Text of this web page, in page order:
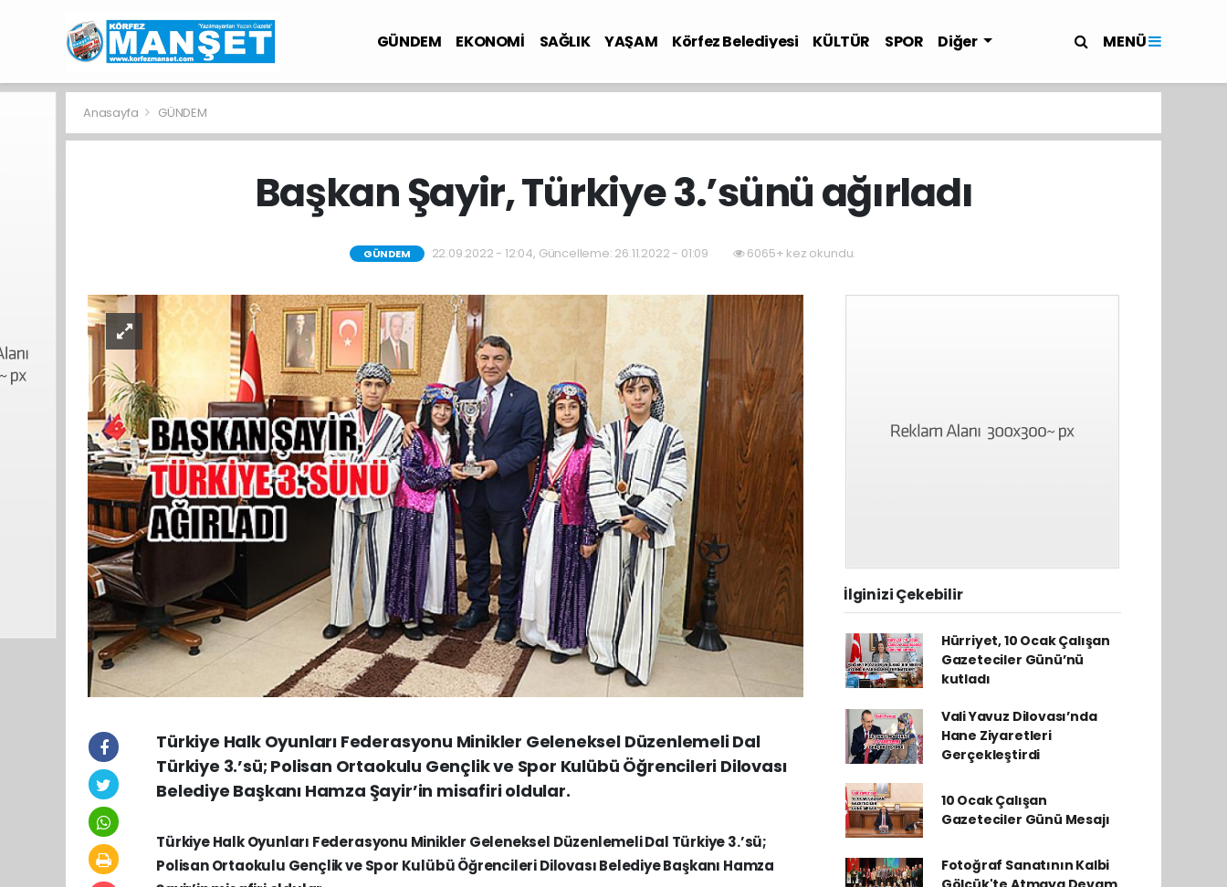
GÜNDEM EKONOMİ SAĞLIK YAŞAM Körfez Belediyesi KÜLTÜR SPOR Diğer MENÜ
Anasayfa GÜNDEM
Başkan Şayir, Türkiye 3.’sünü ağırladı
GÜNDEM 22.09.2022 - 12:04, Güncelleme: 26.11.2022 - 01:09 6065+ kez okundu.
Türkiye Halk Oyunları Federasyonu Minikler Geleneksel Düzenlemeli Dal
Türkiye 3.’sü; Polisan Ortaokulu Gençlik ve Spor Kulübü Öğrencileri Dilovası
Belediye Başkanı Hamza Şayir’in misafiri oldular.
Türkiye Halk Oyunları Federasyonu Minikler Geleneksel Düzenlemeli Dal Türkiye 3.’sü;
Polisan Ortaokulu Gençlik ve Spor Kulübü Öğrencileri Dilovası Belediye Başkanı Hamza
İlginizi Çekebilir
Hürriyet, 10 Ocak Çalışan
Gazeteciler Günü’nü
kutladı
Vali Yavuz Dilovası’nda
Hane Ziyaretleri
Gerçekleştirdi
10 Ocak Çalışan
Gazeteciler Günü Mesajı
Fotoğraf Sanatının Kalbi